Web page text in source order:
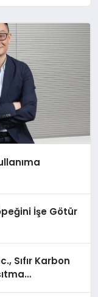
İşe Götür
Sıfır Karbon